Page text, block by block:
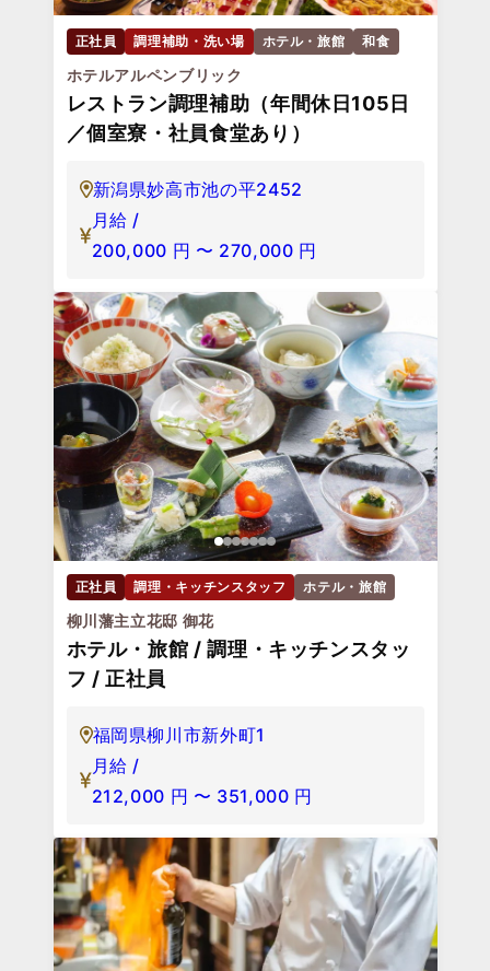
正社員 調理補助・洗い場 ホテル・旅館 和食
ホテルアルペンブリック
レストラン調理補助（年間休日105日
／個室寮・社員食堂あり）
新潟県妙高市池の平2452
月給 /
200,000 円 〜 270,000 円
正社員 調理・キッチンスタッフ ホテル・旅館
柳川藩主立花邸 御花
ホテル・旅館 / 調理・キッチンスタッ
フ / 正社員
福岡県柳川市新外町1
月給 /
212,000 円 〜 351,000 円